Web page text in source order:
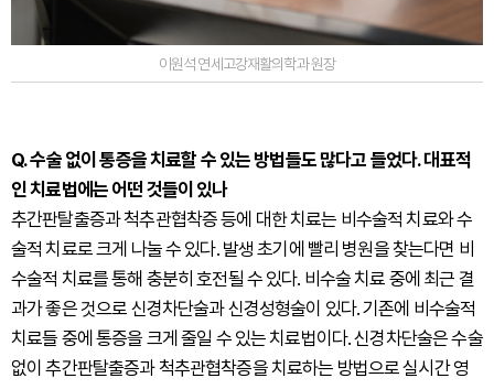
이원석 연세고강재활의학과 원장
Q. 수술 없이 통증을 치료할 수 있는 방법들도 많다고 들었다. 대표적
인 치료법에는 어떤 것들이 있나
추간판탈출증과 척추관협착증 등에 대한 치료는 비수술적 치료와 수
술적 치료로 크게 나눌 수 있다. 발생 초기에 빨리 병원을 찾는다면 비
수술적 치료를 통해 충분히 호전될 수 있다. 비수술 치료 중에 최근 결
과가 좋은 것으로 신경차단술과 신경성형술이 있다. 기존에 비수술적
치료들 중에 통증을 크게 줄일 수 있는 치료법이다. 신경차단술은 수술
없이 추간판탈출증과 척추관협착증을 치료하는 방법으로 실시간 영